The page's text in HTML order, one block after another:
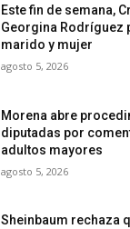
Este fin de semana,
Georgina Rodríguez
marido y mujer
agosto 5, 2026
Morena abre
diputadas por
adultos mayores
agosto 5, 2026
Sheinbaum rechaza